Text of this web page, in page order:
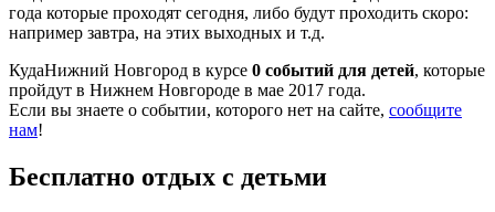
года которые проходят сегодня, либо будут проходить скоро:
например завтра, на этих выходных и т.д.
КудаНижний Новгород в курсе 0 событий для детей, которые
пройдут в Нижнем Новгороде в мае 2017 года.
Если вы знаете о событии, которого нет на сайте, сообщите
нам!
Бесплатно отдых с детьми